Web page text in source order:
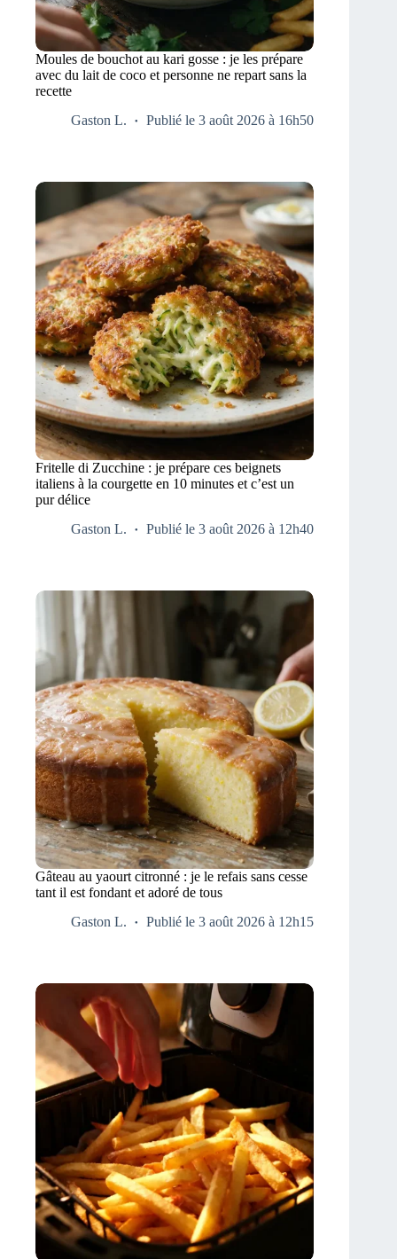
Moules de bouchot au kari gosse : je les prépare
avec du lait de coco et personne ne repart sans la
recette
Gaston L.
Publié le 3 août 2026 à 16h50
Fritelle di Zucchine : je prépare ces beignets
italiens à la courgette en 10 minutes et c’est un
pur délice
Gaston L.
Publié le 3 août 2026 à 12h40
Gâteau au yaourt citronné : je le refais sans cesse
tant il est fondant et adoré de tous
Gaston L.
Publié le 3 août 2026 à 12h15